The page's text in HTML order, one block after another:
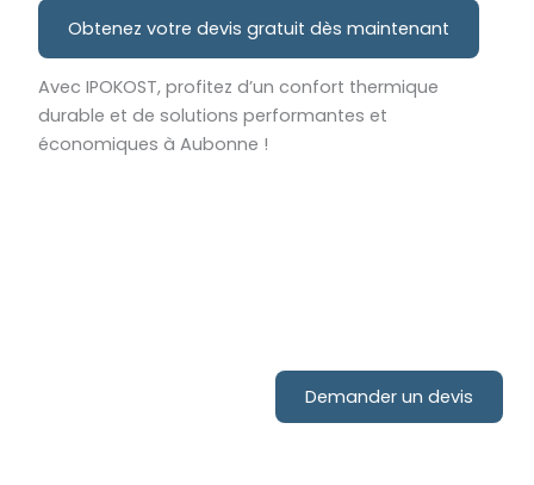
Obtenez votre devis gratuit dès maintenant
Avec IPOKOST, profitez d’un confort thermique
durable et de solutions performantes et
économiques à Aubonne !
Demander un devis